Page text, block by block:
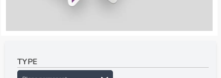
TYPE